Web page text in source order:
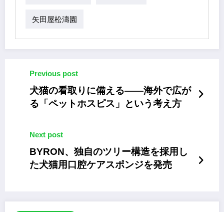
矢田屋松濤園
Previous post
犬猫の看取りに備える――海外で広が
る「ペットホスピス」という考え方
Next post
BYRON、独自のツリー構造を採用し
た犬猫用口腔ケアスポンジを発売